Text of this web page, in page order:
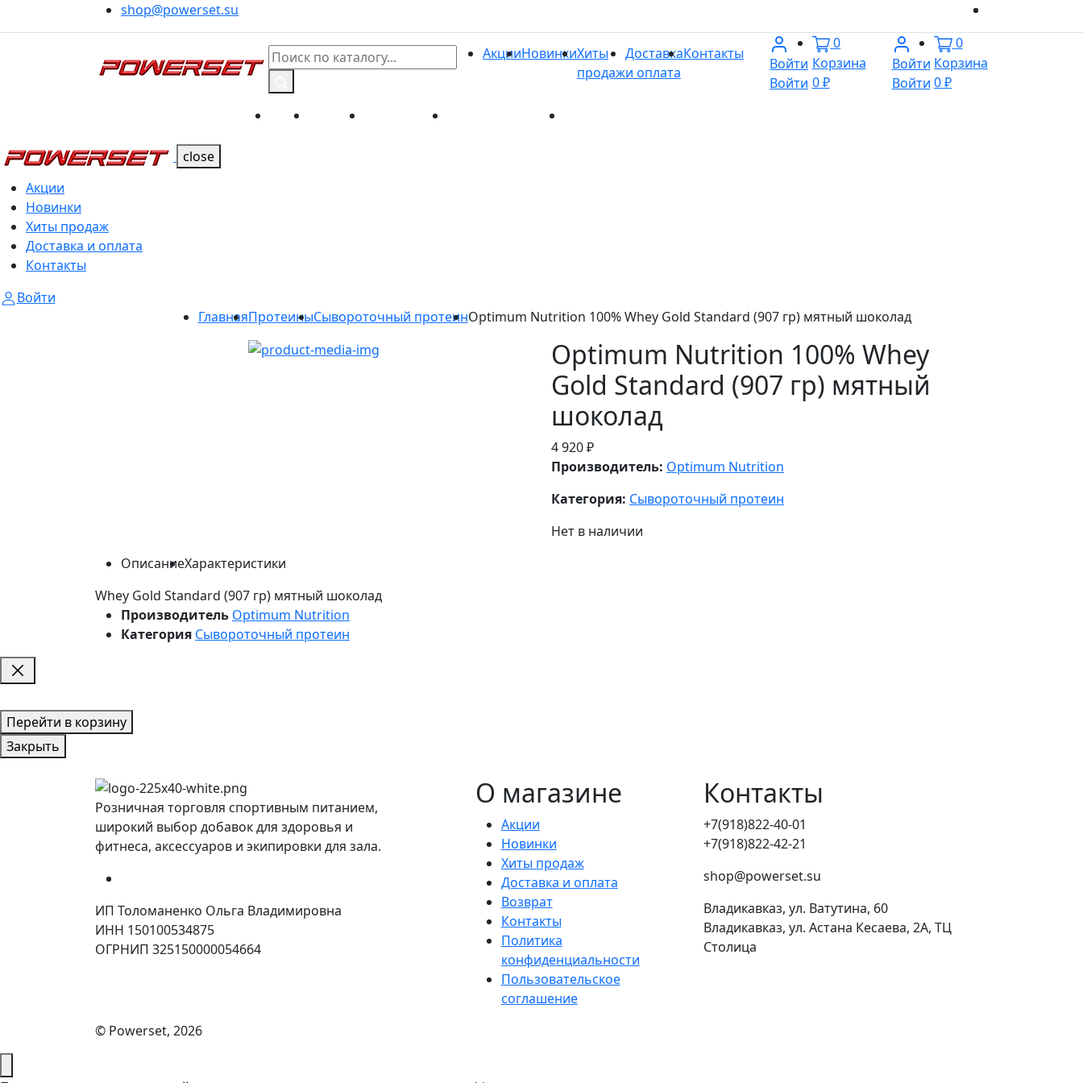
shop@powerset.su
АкцииНовинкиХиты
продаж
Доставка
и оплата
Контакты
Войти
Войти
0
Корзина
0 ₽
Войти
Войти
0
Корзина
0 ₽
Акции Новинки Хиты продаж Доставка и оплата
close
Акции
Новинки
Хиты продаж
Доставка и оплата
Контакты
Войти
ГлавнаяПротеиныСывороточный протеинOptimum Nutrition 100% Whey Gold Standard (907 гр) мятный шоколад
Optimum Nutrition 100% Whey
Gold Standard (907 гр) мятный
шоколад
4 920 ₽
Производитель: Optimum Nutrition
Категория: Сывороточный протеин
Нет в наличии
ОписаниеХарактеристики
Whey Gold Standard (907 гр) мятный шоколад
Производитель Optimum Nutrition
Категория Сывороточный протеин
Перейти в корзину
Закрыть
Розничная торговля спортивным питанием,
широкий выбор добавок для здоровья и
фитнеса, аксессуаров и экипировки для зала.
ИП Толоманенко Ольга Владимировна
ИНН 150100534875
ОГРНИП 325150000054664
О магазине
Акции
Новинки
Хиты продаж
Доставка и оплата
Возврат
Контакты
Политика
конфиденциальности
Пользовательское
соглашение
Контакты
+7(918)822-40-01
+7(918)822-42-21
shop@powerset.su
Владикавказ, ул. Ватутина, 60
Владикавказ, ул. Астана Кесаева, 2А, ТЦ
Столица
© Powerset, 2026